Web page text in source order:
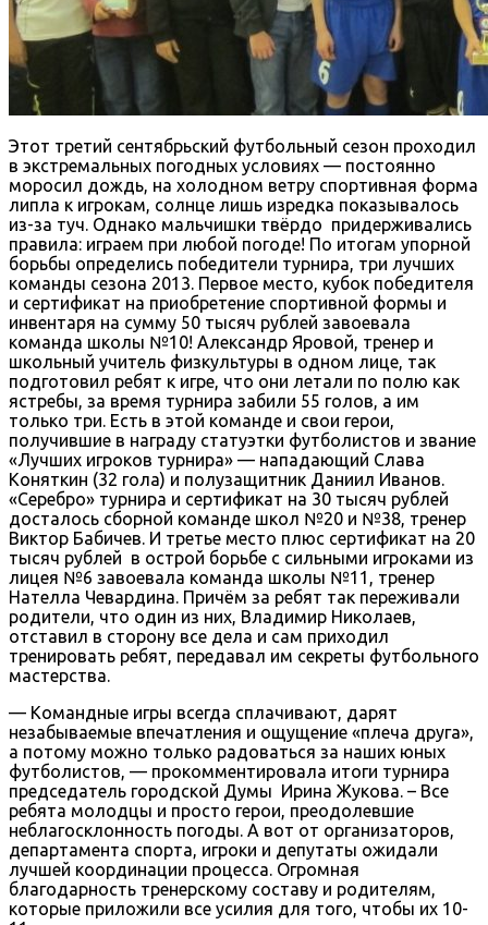
Этот третий сентябрьский футбольный сезон проходил
в экстремальных погодных условиях — постоянно
моросил дождь, на холодном ветру спортивная форма
липла к игрокам, солнце лишь изредка показывалось
из-за туч. Однако мальчишки твёрдо придерживались
правила: играем при любой погоде! По итогам упорной
борьбы определись победители турнира, три лучших
команды сезона 2013. Первое место, кубок победителя
и сертификат на приобретение спортивной формы и
инвентаря на сумму 50 тысяч рублей завоевала
команда школы №10! Александр Яровой, тренер и
школьный учитель физкультуры в одном лице, так
подготовил ребят к игре, что они летали по полю как
ястребы, за время турнира забили 55 голов, а им
только три. Есть в этой команде и свои герои,
получившие в награду статуэтки футболистов и звание
«Лучших игроков турнира» — нападающий Слава
Коняткин (32 гола) и полузащитник Даниил Иванов.
«Серебро» турнира и сертификат на 30 тысяч рублей
досталось сборной команде школ №20 и №38, тренер
Виктор Бабичев. И третье место плюс сертификат на 20
тысяч рублей в острой борьбе с сильными игроками из
лицея №6 завоевала команда школы №11, тренер
Нателла Чевардина. Причём за ребят так переживали
родители, что один из них, Владимир Николаев,
отставил в сторону все дела и сам приходил
тренировать ребят, передавал им секреты футбольного
мастерства.
— Командные игры всегда сплачивают, дарят
незабываемые впечатления и ощущение «плеча друга»,
а потому можно только радоваться за наших юных
футболистов, — прокомментировала итоги турнира
председатель городской Думы Ирина Жукова. – Все
ребята молодцы и просто герои, преодолевшие
неблагосклонность погоды. А вот от организаторов,
департамента спорта, игроки и депутаты ожидали
лучшей координации процесса. Огромная
благодарность тренерскому составу и родителям,
которые приложили все усилия для того, чтобы их 10-